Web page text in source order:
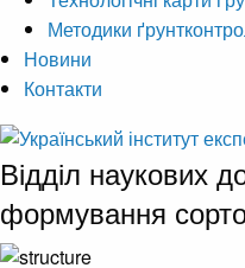
Методики
Новини
Контакти
Відділ наукових
формування